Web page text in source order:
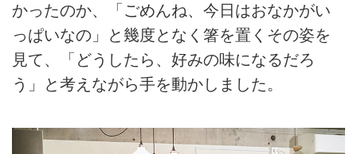
かったのか、「ごめんね、今日はおなかがい
っぱいなの」と幾度となく箸を置くその姿を
見て、「どうしたら、好みの味になるだろ
う」と考えながら手を動かしました。